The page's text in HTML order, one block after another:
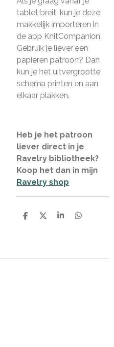
tablet breit, kun je deze
makkelijk importeren in
de app KnitCompanion.
Gebruik je liever een
papieren patroon? Dan
kun je het uitvergrootte
schema printen en aan
elkaar plakken.
Heb je het patroon
liever direct in je
Ravelry bibliotheek?
Koop het dan in mijn
Ravelry shop
D
D
S
D